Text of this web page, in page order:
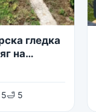
гледка
на
🛁 5